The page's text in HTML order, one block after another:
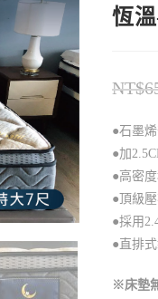
恆
NT$
●石墨
●加
●高密
●頂級
●採用
●直排
※床墊